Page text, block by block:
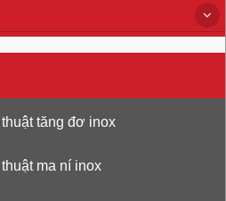
tăng đơ inox
ma ní inox